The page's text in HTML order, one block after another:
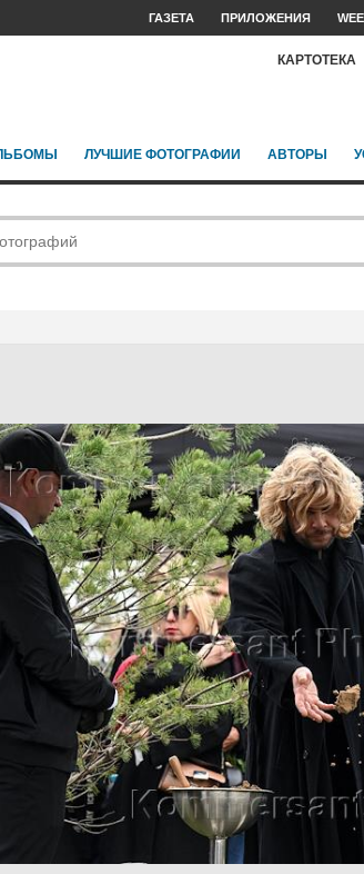
ГАЗЕТА ПРИЛОЖЕНИЯ
КАРТОТЕКА
ЛУЧШИЕ ФОТОГРАФИИ АВТОРЫ